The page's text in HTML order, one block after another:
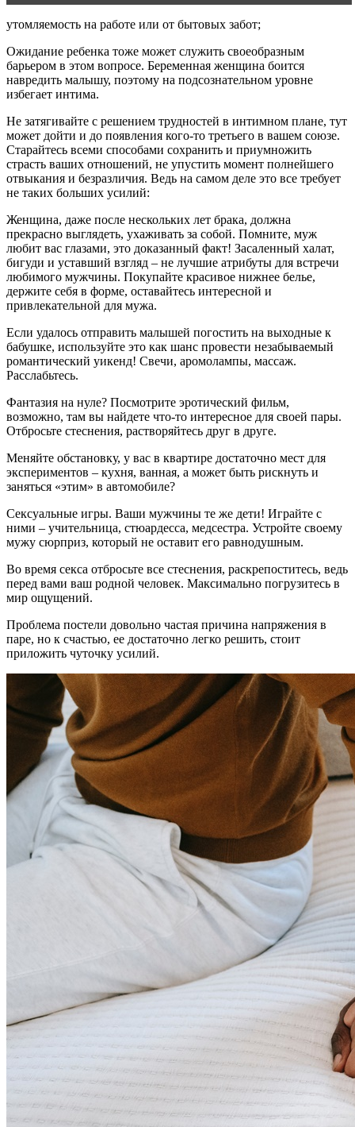
утомляемость на работе или от бытовых забот;
Ожидание ребенка тоже может служить своеобразным
барьером в этом вопросе. Беременная женщина боится
навредить малышу, поэтому на подсознательном уровне
избегает интима.
Не затягивайте с решением трудностей в интимном плане, тут
может дойти и до появления кого-то третьего в вашем союзе.
Старайтесь всеми способами сохранить и приумножить
страсть ваших отношений, не упустить момент полнейшего
отвыкания и безразличия. Ведь на самом деле это все требует
не таких больших усилий:
Женщина, даже после нескольких лет брака, должна
прекрасно выглядеть, ухаживать за собой. Помните, муж
любит вас глазами, это доказанный факт! Засаленный халат,
бигуди и уставший взгляд – не лучшие атрибуты для встречи
любимого мужчины. Покупайте красивое нижнее белье,
держите себя в форме, оставайтесь интересной и
привлекательной для мужа.
Если удалось отправить малышей погостить на выходные к
бабушке, используйте это как шанс провести незабываемый
романтический уикенд! Свечи, аромолампы, массаж.
Расслабьтесь.
Фантазия на нуле? Посмотрите эротический фильм,
возможно, там вы найдете что-то интересное для своей пары.
Отбросьте стеснения, растворяйтесь друг в друге.
Меняйте обстановку, у вас в квартире достаточно мест для
экспериментов – кухня, ванная, а может быть рискнуть и
заняться «этим» в автомобиле?
Сексуальные игры. Ваши мужчины те же дети! Играйте с
ними – учительница, стюардесса, медсестра. Устройте своему
мужу сюрприз, который не оставит его равнодушным.
Во время секса отбросьте все стеснения, раскрепоститесь, ведь
перед вами ваш родной человек. Максимально погрузитесь в
мир ощущений.
Проблема постели довольно частая причина напряжения в
паре, но к счастью, ее достаточно легко решить, стоит
приложить чуточку усилий.